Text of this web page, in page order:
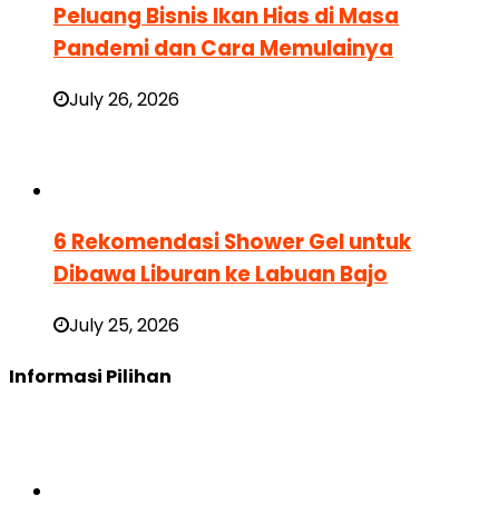
Peluang Bisnis Ikan Hias di Masa
Pandemi dan Cara Memulainya
July 26, 2026
6 Rekomendasi Shower Gel untuk
Dibawa Liburan ke Labuan Bajo
July 25, 2026
Informasi Pilihan